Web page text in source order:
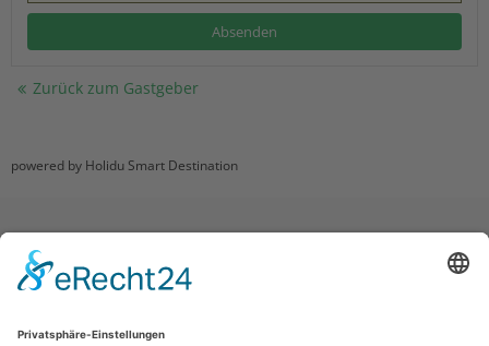
Zurück zum Gastgeber
powered by Holidu Smart Destination